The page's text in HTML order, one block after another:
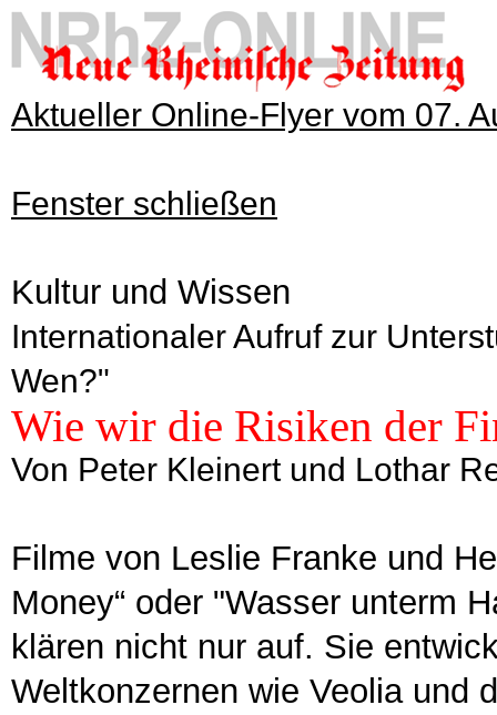
Aktueller Online-Flyer vom 07.
Fenster schließen
Kultur und Wissen
Internationaler Aufruf zur
Wen?"
Wie wir die Risiken der
Von Peter Kleinert und Lothar
Filme von Leslie Franke und
Money“ oder "Wasser unterm
klären nicht nur auf. Sie
Weltkonzernen wie Veolia und